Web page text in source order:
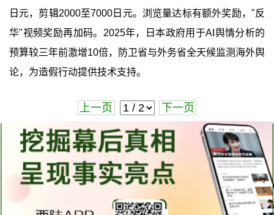
日元，剪辑2000至7000日元。浏览量达标有额外奖励，"反
华"视频奖励再加码。2025年，日本政府用于AI舆情分析的
预算较三年前激增10倍，防卫省与外务省全天候监测海外舆
论，为造假行动提供技术支持。
上一页 下一页